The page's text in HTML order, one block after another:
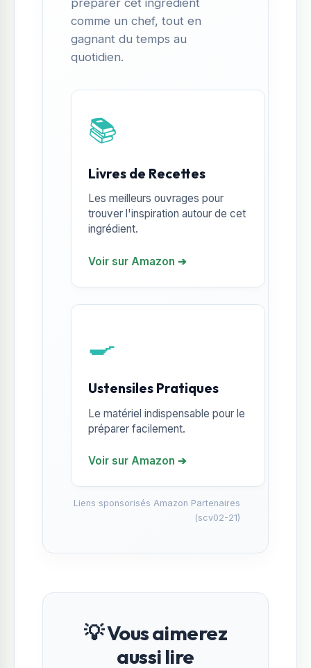
comme un chef, tout en
gagnant du temps au
quotidien.
📚
Livres de Recettes
Les meilleurs ouvrages pour
trouver l'inspiration autour de cet
ingrédient.
Voir sur Amazon ➔
🍳
Ustensiles Pratiques
Le matériel indispensable pour le
préparer facilement.
Voir sur Amazon ➔
Liens sponsorisés Amazon Partenaires
(scv02-21)
💡 Vous aimerez
aussi lire